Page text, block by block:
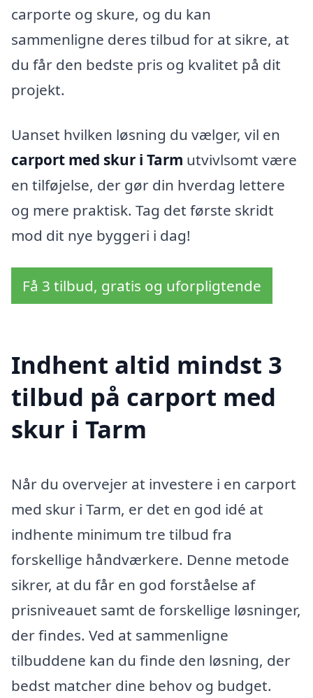
carporte og skure, og du kan
sammenligne deres tilbud for at sikre, at
du får den bedste pris og kvalitet på dit
projekt.
Uanset hvilken løsning du vælger, vil en
carport med skur i Tarm utvivlsomt være
en tilføjelse, der gør din hverdag lettere
og mere praktisk. Tag det første skridt
mod dit nye byggeri i dag!
Få 3 tilbud, gratis og uforpligtende
Indhent altid mindst 3
tilbud på carport med
skur i Tarm
Når du overvejer at investere i en carport
med skur i Tarm, er det en god idé at
indhente minimum tre tilbud fra
forskellige håndværkere. Denne metode
sikrer, at du får en god forståelse af
prisniveauet samt de forskellige løsninger,
der findes. Ved at sammenligne
tilbuddene kan du finde den løsning, der
bedst matcher dine behov og budget.